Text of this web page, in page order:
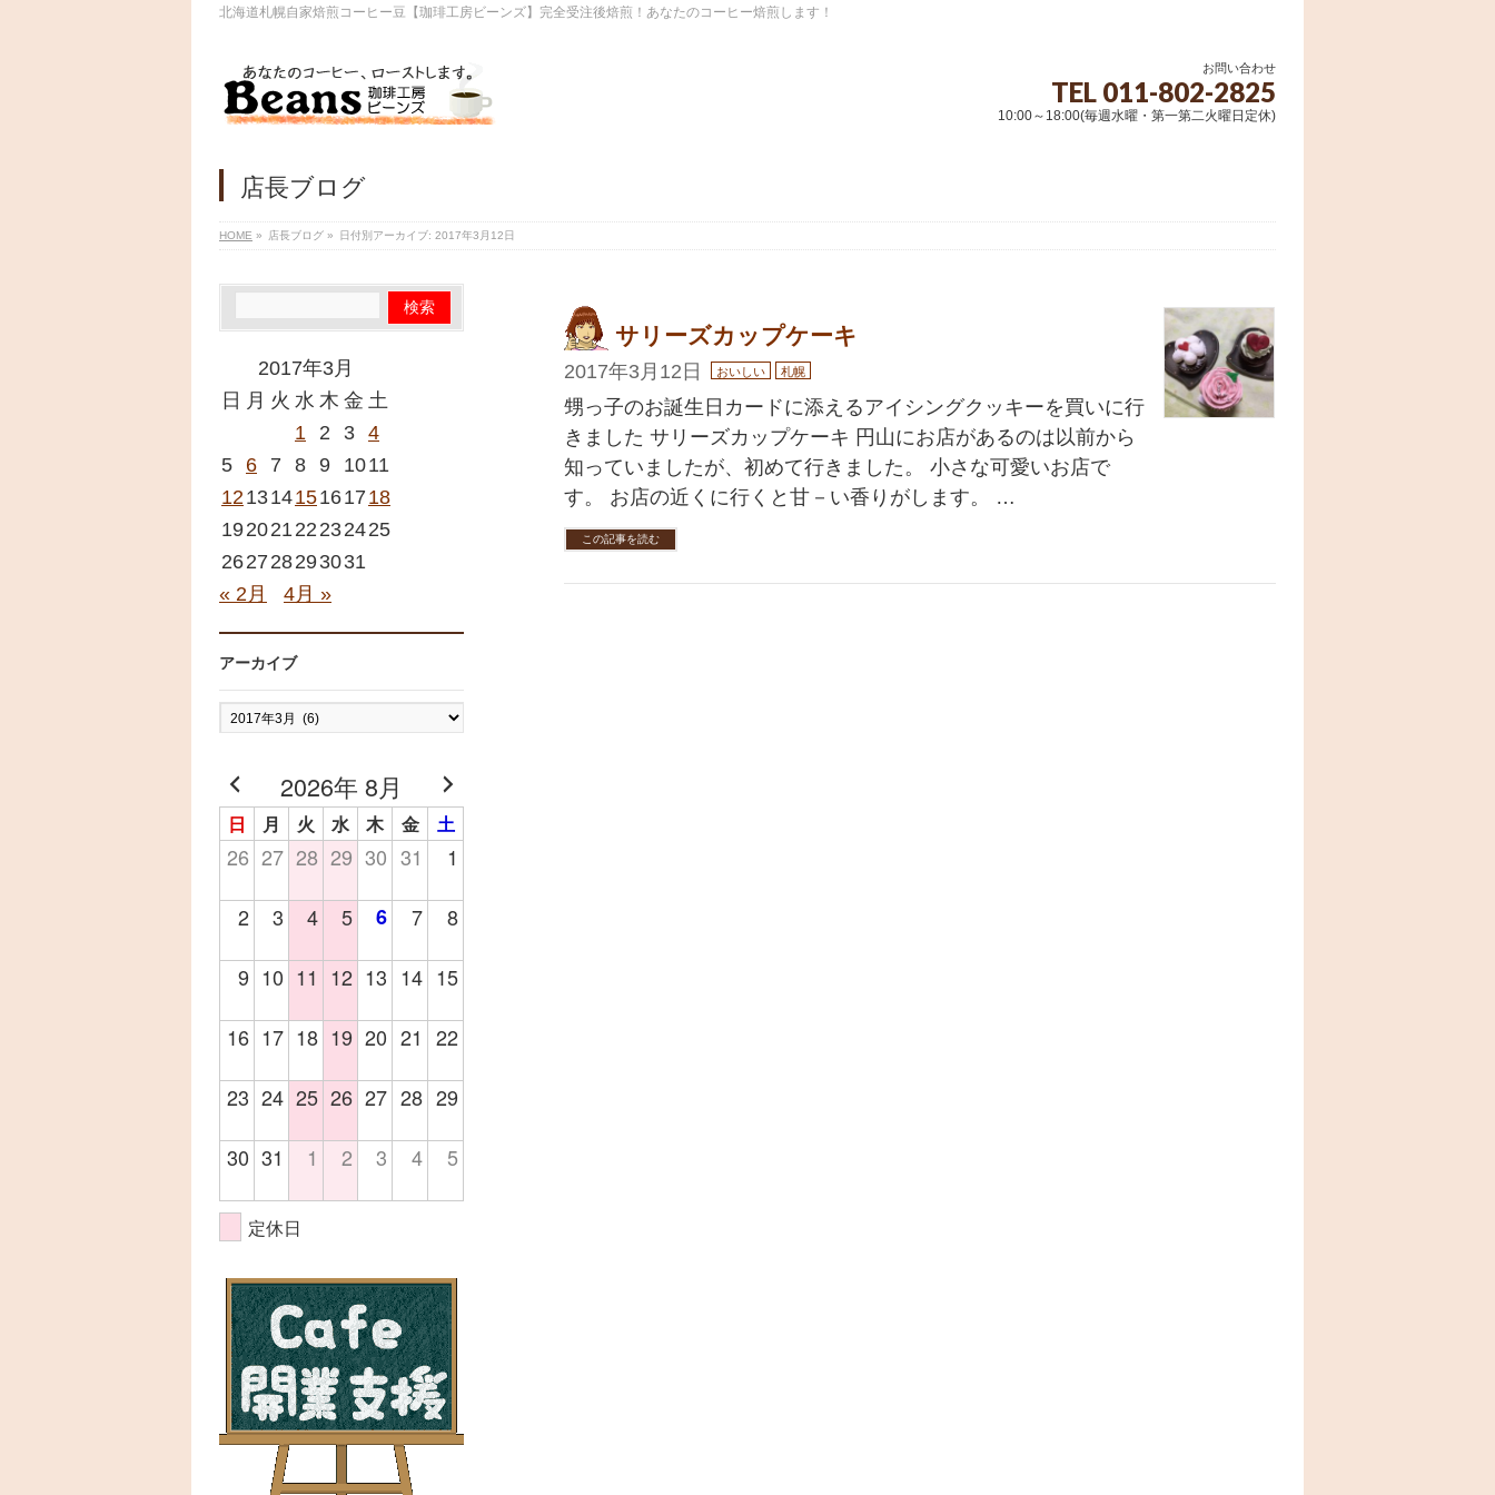
北海道札幌自家焙煎コーヒー豆【珈琲工房ビーンズ】完全受注後焙煎！あなたのコーヒー焙煎します！
お問い合わせ
TEL 011-802-2825
10:00～18:00(毎週水曜・第一第二火曜日定休)
店長ブログ
HOME » 店長ブログ » 日付別アーカイブ: 2017年3月12日
サリーズカップケーキ
2017年3月12日 おいしい 札幌
甥っ子のお誕生日カードに添えるアイシングクッキーを買いに行
きました サリーズカップケーキ 円山にお店があるのは以前から
知っていましたが、初めて行きました。 小さな可愛いお店で
す。 お店の近くに行くと甘－い香りがします。 …
この記事を読む
2017年3月
日 月 火 水 木 金 土
1
2 3 4
5
6 7 8 9 1011
121314151617 18
19202122 232425
2627 28293031
« 2月
4月 »
アーカイブ
ア
ー
イ
ブ
2026年 8月
日 月 火 水 木 金 土
26 27 28 29 30 31 1
2 3 4 5 6 7 8
9 10 11 12 13 14 15
16 17 18 19 20 21 22
23 24 25 26 27 28 29
30 31 1 2 3 4 5
定休日